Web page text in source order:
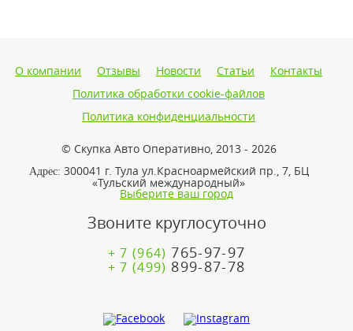
О компании Отзывы Новости Статьи
Контакты
Политика обработки cookie-файлов
Политика конфиденциальности
© Скупка Авто Оперативно, 2013 - 2026
Адрес: 300041 г. Тула ул.Красноармейский пр., 7, БЦ
«Тульский международный»
Выберите ваш город
Звоните круглосуточно
+ 7 (964)765-97-97
+ 7 (499) 899-87-78